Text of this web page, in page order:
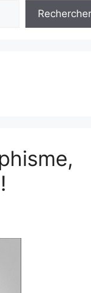
Rechercher